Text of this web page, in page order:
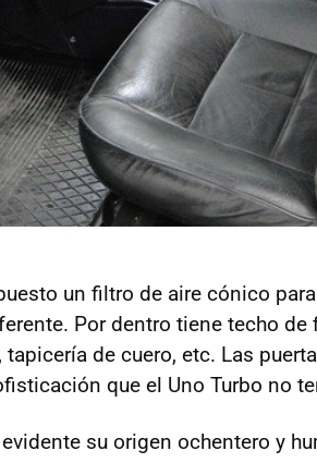
un filtro de aire cónico
Por dentro tiene techo
, tapicería de cuero, etc. Las
que el Uno Turbo no
su origen ochentero y